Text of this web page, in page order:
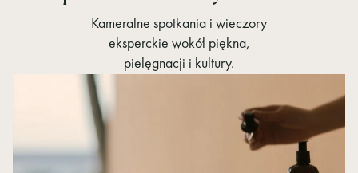
Kameralne spotkania i wieczory
eksperckie wokół piękna,
pielęgnacji i kultury.